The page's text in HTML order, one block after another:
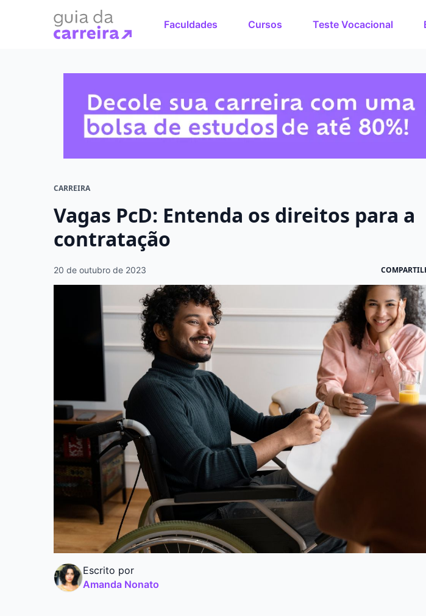
Faculdades Cursos Teste Vocacional
CARREIRA
Vagas PcD: Entenda os direitos para a
contratação
20 de outubro de 2023
Escrito por
Amanda Nonato
Faça o curso dos
Encontre bolsas de estudos de até 80%